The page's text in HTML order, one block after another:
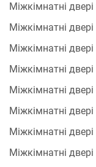
Міжкімнатні
Міжкімнатні
Міжкімнатні двері
Міжкімнатні
Міжкімнатні
Міжкімнатні
Міжкімнатні
Міжкімнатні